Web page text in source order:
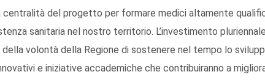
centralità del progetto per formare medici altamente
sanitaria nel nostro territorio. L’investimento
volontà della Regione di sostenere nel tempo lo
e iniziative accademiche che contribuiranno a